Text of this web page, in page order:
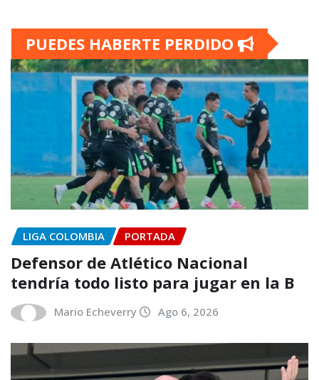
PUEDES HABERTE PERDIDO
LIGA COLOMBIA PORTADA
Defensor de Atlético Nacional
tendría todo listo para jugar en la B
Mario Echeverry Ago 6, 2026